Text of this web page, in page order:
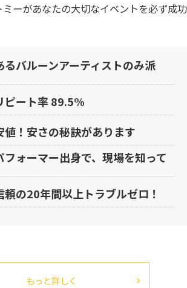
ーがあなたの大切なイベントを必ず成功
るバルーンアーティストのみ派
ピート率 89.5%
値！安さの秘訣があります
フォーマー出身で、現場を知って
頼の20年間以上トラブルゼロ！
もっと詳しく